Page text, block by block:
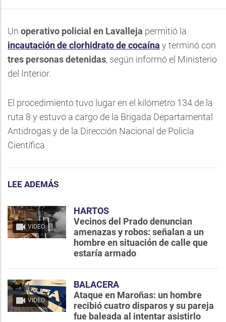
Un operativo policial en Lavalleja permitió la
incautación de clorhidrato de cocaína y terminó con
tres personas detenidas, según informó el Ministerio
del Interior.
El procedimiento tuvo lugar en el kilómetro 134 de la
ruta 8 y estuvo a cargo de la Brigada Departamental
Antidrogas y de la Dirección Nacional de Policía
Científica.
LEE ADEMÁS
VIDEO
HARTOS
Vecinos del Prado denuncian
amenazas y robos: señalan a un
hombre en situación de calle que
estaría armado
VIDEO
BALACERA
Ataque en Maroñas: un hombre
recibió cuatro disparos y su pareja
fue baleada al intentar asistirlo